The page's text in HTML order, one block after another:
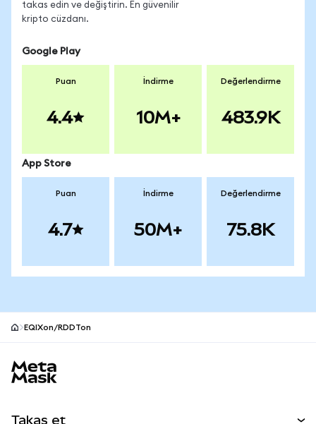
takas edin ve değiştirin. En güvenilir
kripto cüzdanı.
Google Play
Puan
4.4
İndirme
10M+
Değerlendirme
483.9K
App Store
Puan
4.7
İndirme
50M+
Değerlendirme
75.8K
EQIXon/RDDTon
Takas et